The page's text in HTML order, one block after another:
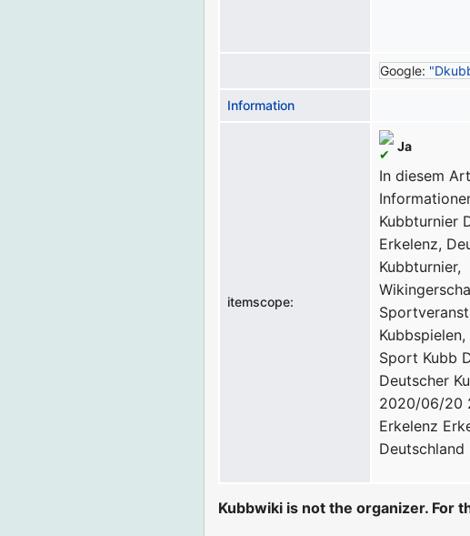
Google:
Information
itemscope:
Ja
In diesem
Kubbturnier
Erkelenz,
Kubbturnier,
Sport Kubb
Deutscher
2020/06/20
Erkelenz
Deutschland
Kubbwiki is not the organizer. For